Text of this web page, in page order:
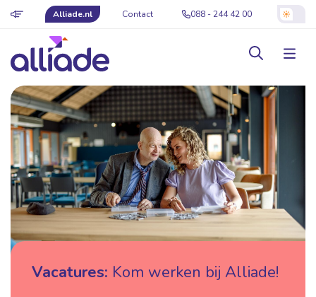
Alliade.nl Contact 088 - 244 42 00
Vacatures: Kom werken bij Alliade!